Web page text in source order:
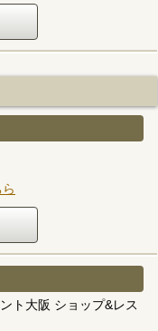
ト大阪 ショップ&レス